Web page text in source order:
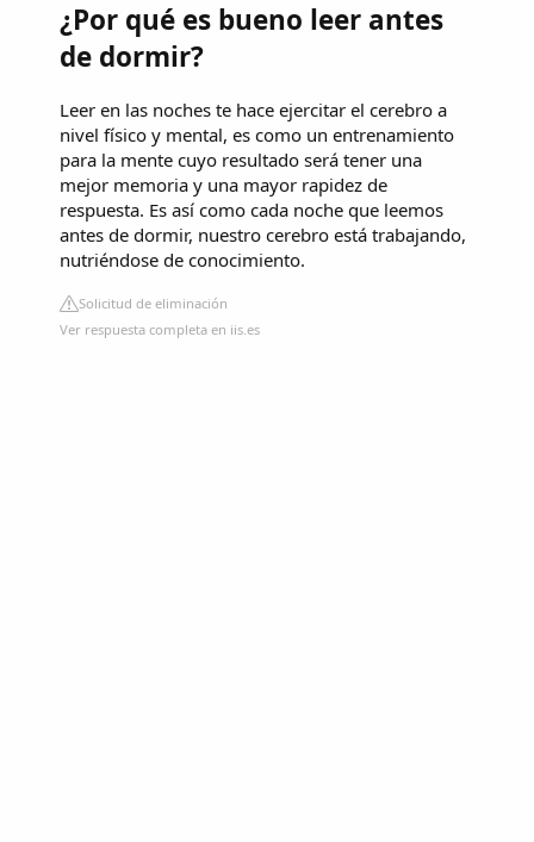
¿Por qué es bueno leer antes
de dormir?
Leer en las noches te hace ejercitar el cerebro a
nivel físico y mental, es como un entrenamiento
para la mente cuyo resultado será tener una
mejor memoria y una mayor rapidez de
respuesta. Es así como cada noche que leemos
antes de dormir, nuestro cerebro está trabajando,
nutriéndose de conocimiento.
Solicitud de eliminación
Ver respuesta completa en iis.es